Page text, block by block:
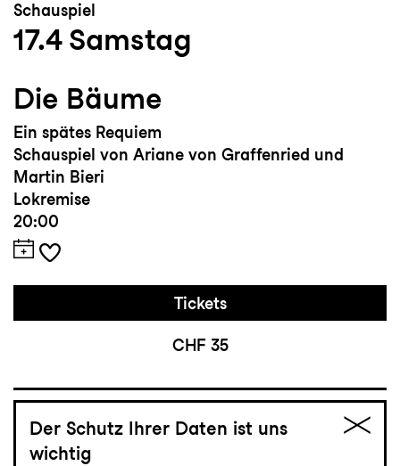
Schauspiel
17.4 Samstag
Die Bäume
Ein spätes Requiem
Schauspiel von Ariane von Graffenried und
Martin Bieri
Lokremise
20:00
Tickets
CHF 35
23.4Freitag
Der Schutz Ihrer Daten ist uns
wichtig